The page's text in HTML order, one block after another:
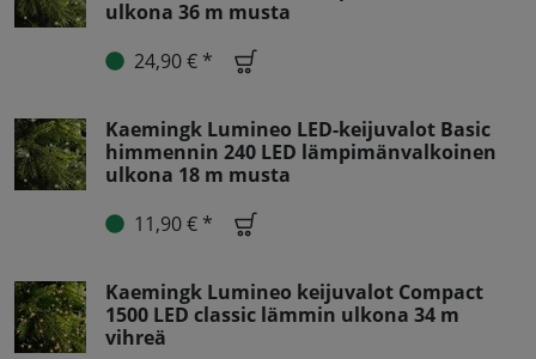
ulkona 36 m musta
24,90 € *
Kaemingk Lumineo LED-keijuvalot Basic
himmennin 240 LED lämpimänvalkoinen
ulkona 18 m musta
11,90 € *
Kaemingk Lumineo keijuvalot Compact
1500 LED classic lämmin ulkona 34 m
vihreä